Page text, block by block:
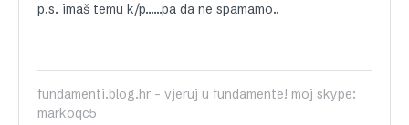
p.s. imaš temu k/p……pa da ne spamamo..
fundamenti.blog.hr - vjeruj u fundamente! moj skype:
markoqc5